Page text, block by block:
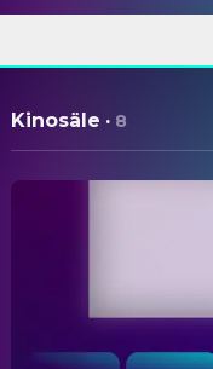
Kinosäle · 8